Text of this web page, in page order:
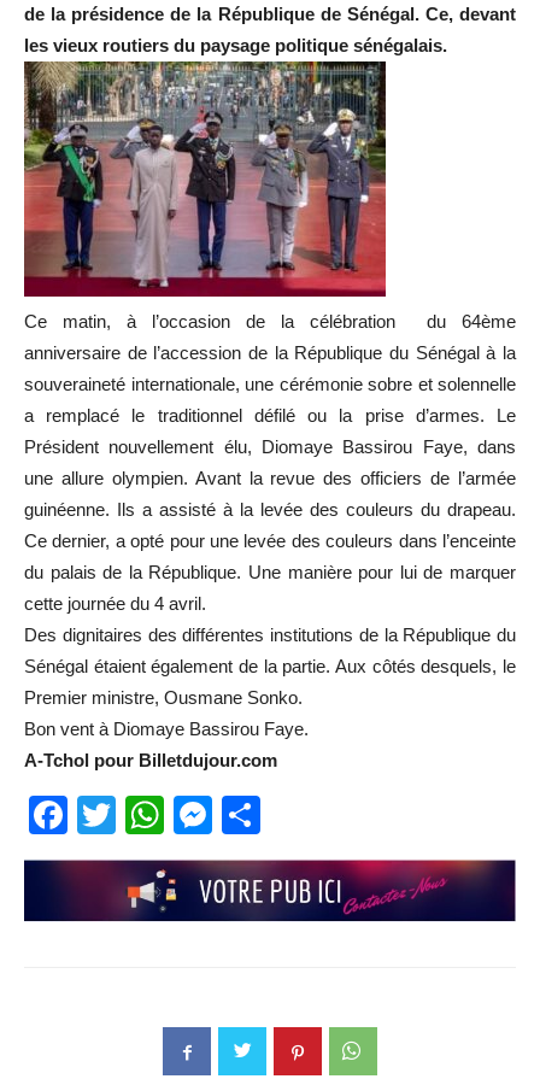
de la présidence de la République de Sénégal. Ce, devant
les vieux routiers du paysage politique sénégalais.
Ce matin, à l’occasion de la célébration du 64ème
anniversaire de l’accession de la République du Sénégal à la
souveraineté internationale, une cérémonie sobre et solennelle
a remplacé le traditionnel défilé ou la prise d’armes. Le
Président nouvellement élu, Diomaye Bassirou Faye, dans
une allure olympien. Avant la revue des officiers de l’armée
guinéenne. Ils a assisté à la levée des couleurs du drapeau.
Ce dernier, a opté pour une levée des couleurs dans l’enceinte
du palais de la République. Une manière pour lui de marquer
cette journée du 4 avril.
Des dignitaires des différentes institutions de la République du
Sénégal étaient également de la partie. Aux côtés desquels, le
Premier ministre, Ousmane Sonko.
Bon vent à Diomaye Bassirou Faye.
A-Tchol pour Billetdujour.com
Facebook
TwitterWhatsApp
Messenger